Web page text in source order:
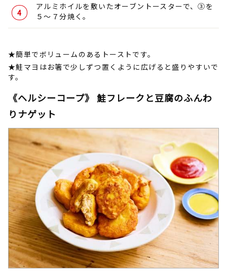
アルミホイルを敷いたオーブントースターで、➂を
５～７分焼く。
★簡単でボリュームのあるトーストです。
★鮭マヨはお箸で少しずつ置くように広げると盛りやすいで
す。
《ヘルシーコープ》 鮭フレークと豆腐のふんわ
りナゲット